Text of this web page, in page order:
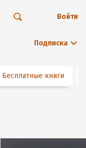
Подписка
Войти
Бесплатные книги